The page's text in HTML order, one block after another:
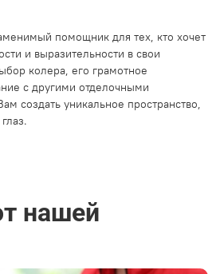
помощник для тех, кто хочет
и выразительности в свои
колера, его грамотное
с другими отделочными
создать уникальное пространство,
нашей